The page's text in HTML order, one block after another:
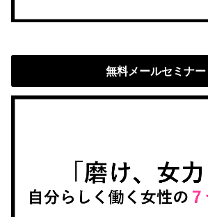
無料メールセミナー